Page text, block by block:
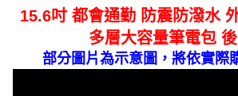
15.6吋 都會通勤 防震防潑水
多層大容量筆電包
部分圖片為示意圖，將依實際